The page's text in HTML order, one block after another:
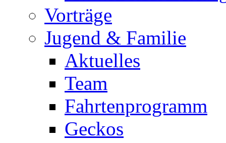
Vorträge
Jugend & Familie
Aktuelles
Team
Fahrtenprogramm
Geckos